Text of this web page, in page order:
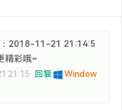
2018-11-21 21:14:5
精彩哦~
21:15 回复
Window